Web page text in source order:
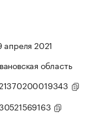
апреля 2021
область